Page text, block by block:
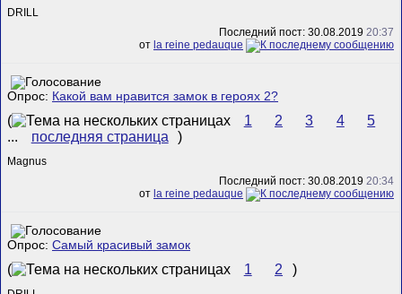
DRILL
Последний пост: 30.08.2019 20:37
от la reine pedauque
Опрос: Какой вам нравится замок в героях 2?
( 1 2 3 4
5
...
последняя страница )
Magnus
Последний пост: 30.08.2019 20:34
от la reine pedauque
Опрос: Самый красивый замок
( 1 2 )